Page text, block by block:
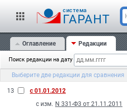
cистема
ГАРАНТ
Оглавление Редакции
Поиск редакции на дату
Выберите две редакции для сравнения
с изм.
N 148-Ф3 от 02.07.2013
с 01.01.2013
с изм. N 327-Ф3 от 21.11.2011
с 06.01.2012
с изм. N 401-Ф3 от 06.12.2011
13
с 01.01.2012
с изм. N 331-Ф3 от 21.11.2011